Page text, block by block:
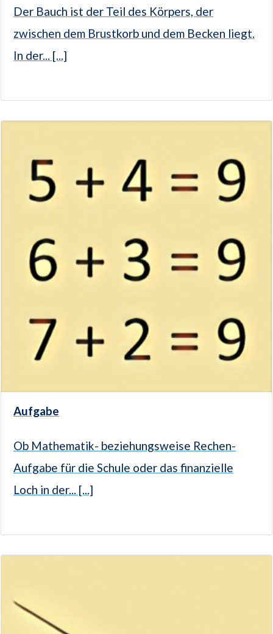
Der Bauch ist der Teil des Körpers, der
zwischen dem Brustkorb und dem Becken liegt.
In der... [...]
Aufgabe
Ob Mathematik- beziehungsweise Rechen-
Aufgabe für die Schule oder das finanzielle
Loch in der... [...]